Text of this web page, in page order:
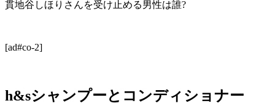
貫地谷しほりさんを受け止める男性は誰?
[ad#co-2]
h&sシャンプーとコンディショナー